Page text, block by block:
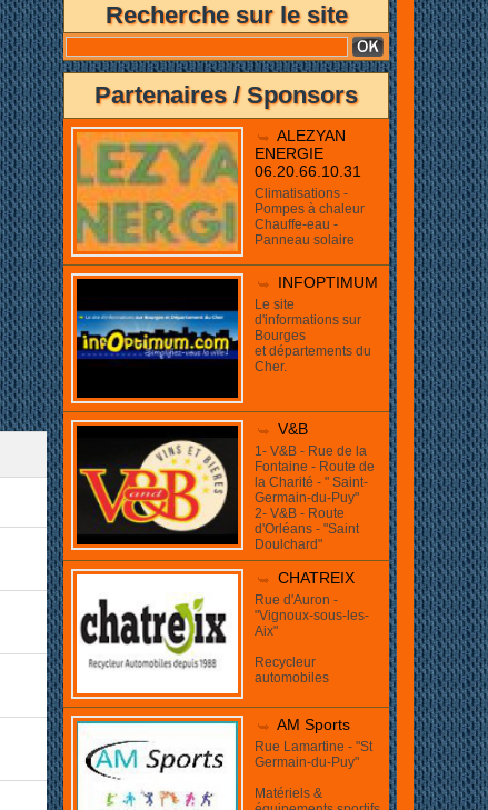
Recherche sur le site
Partenaires / Sponsors
ALEZYAN
ENERGIE
06.20.66.10.31
Climatisations -
Pompes à chaleur
Chauffe-eau -
Panneau solaire
INFOPTIMUM
Le site
d'informations sur
Bourges
et départements du
Cher.
V&B
1- V&B - Rue de la
Fontaine - Route de
la Charité - " Saint-
Germain-du-Puy"
2- V&B - Route
d'Orléans - "Saint
Doulchard"
CHATREIX
Rue d'Auron -
"Vignoux-sous-les-
Aix"
Recycleur
automobiles
AM Sports
Rue Lamartine - "St
Germain-du-Puy"
Matériels &